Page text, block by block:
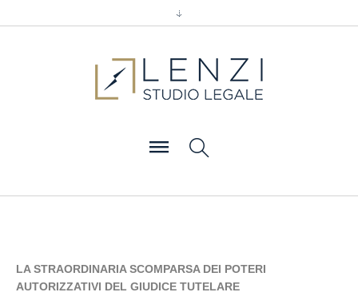
LA STRAORDINARIA SCOMPARSA DEI POTERI
AUTORIZZATIVI DEL GIUDICE TUTELARE